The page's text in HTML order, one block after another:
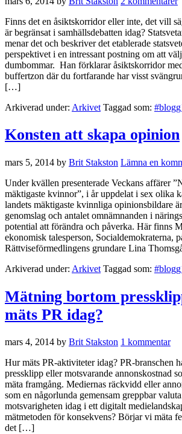
Finns det en åsiktskorridor eller inte, det vill
är begränsat i samhällsdebatten idag?
menar det och beskriver det etablerade
perspektivet i en intressant postning om att
dumbommar. Han förklarar åsiktskorridor
buffertzon där du fortfarande har visst
[…]
Arkiverad under: Arkivet Taggad som:
Konsten att skapa opinion
mars 5, 2014 by Brit Stakston Lämna en
Under kvällen presenterade Veckans affärer
mäktigaste kvinnor”, i år uppdelat i sex olika
landets mäktigaste kvinnliga opinionsbildare
genomslag och antalet omnämnanden i
potential att förändra och påverka. Här finns
ekonomisk talesperson, Socialdemokraterna,
Rättviseförmedlingens grundare Lina
Arkiverad under: Arkivet Taggad som:
Mätning bortom
mäts PR idag?
mars 4, 2014 by Brit Stakston 1 kommentar
Hur mäts PR-aktiviteter idag? PR-branschen
pressklipp eller motsvarande annonskostnad
mäta framgång. Mediernas räckvidd eller
som en någorlunda gemensam greppbar
motsvarigheten idag i ett digitalt
mätmetoden för konsekvens? Börjar vi mäta
det […]